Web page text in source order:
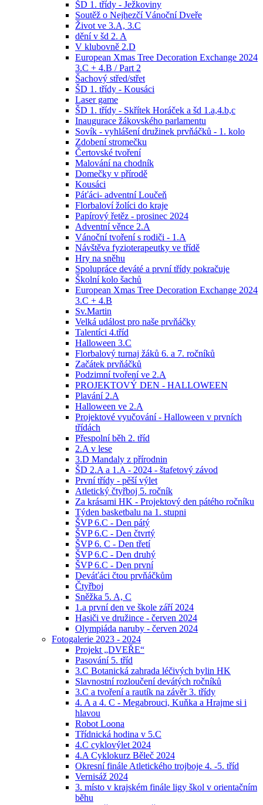
ŠD 1. třídy - Ježkoviny
Soutěž o Nejhezčí Vánoční Dveře
Život ve 3.A, 3.C
dění v šd 2. A
V klubovně 2.D
European Xmas Tree Decoration Exchange 2024
3.C + 4.B / Part 2
Šachový střed/střet
ŠD 1. třídy - Kousáci
Laser game
ŠD 1. třídy - Skřítek Horáček a šd 1.a,4.b,c
Inaugurace žákovského parlamentu
Sovík - vyhlášení družinek prvňáčků - 1. kolo
Zdobení stromečku
Čertovské tvoření
Malování na chodník
Domečky v přírodě
Kousáci
Páťáci- adventní Loučeň
Florbaloví žolíci do kraje
Papírový řetěz - prosinec 2024
Adventní věnce 2.A
Vánoční tvoření s rodiči - 1.A
Návštěva fyzioterapeutky ve třídě
Hry na sněhu
Spolupráce deváté a první třídy pokračuje
Školní kolo šachů
European Xmas Tree Decoration Exchange 2024
3.C + 4.B
Sv.Martin
Velká událost pro naše prvňáčky
Talentíci 4.tříd
Halloween 3.C
Florbalový turnaj žáků 6. a 7. ročníků
Začátek prvňáčků
Podzimní tvoření ve 2.A
PROJEKTOVÝ DEN - HALLOWEEN
Plavání 2.A
Halloween ve 2.A
Projektové vyučování - Halloween v prvních
třídách
Přespolní běh 2. tříd
2.A v lese
3.D Mandaly z přírodnin
ŠD 2.A a 1.A - 2024 - štafetový závod
První třídy - pěší výlet
Atletický čtyřboj 5. ročník
Za krásami HK - Projektový den pátého ročníku
Týden basketbalu na 1. stupni
ŠVP 6.C - Den pátý
ŠVP 6.C - Den čtvrtý
ŠVP 6. C - Den třetí
ŠVP 6.C - Den druhý
ŠVP 6.C - Den první
Deváťáci čtou prvňáčkům
Čtyřboj
Sněžka 5. A, C
1.a první den ve škole září 2024
Hasiči ve družince - červen 2024
Olympiáda naruby - červen 2024
Fotogalerie 2023 - 2024
Projekt „DVEŘE“
Pasování 5. tříd
3.C Botanická zahrada léčivých bylin HK
Slavnostní rozloučení devátých ročníků
3.C a tvoření a rautík na závěr 3. třídy
4. A a 4. C - Megabrouci, Kuňka a Hrajme si i
hlavou
Robot Loona
Třídnická hodina v 5.C
4.C cyklovýlet 2024
4.A Cyklokurz Běleč 2024
Okresní finále Atletického trojboje 4. -5. tříd
Vernisáž 2024
3. místo v krajském finále ligy škol v orientačním
běhu